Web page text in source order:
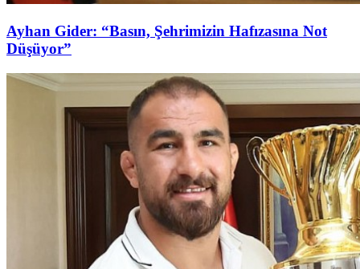
Ayhan Gider: “Basın, Şehrimizin Hafızasına Not
Düşüyor”